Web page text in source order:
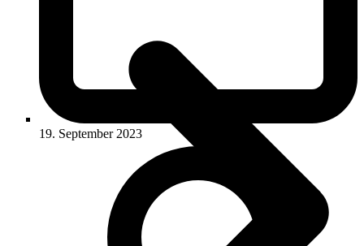
19. September 2023